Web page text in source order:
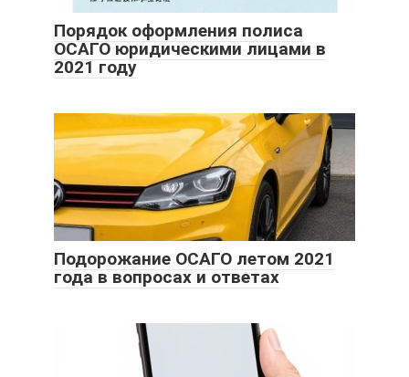
Порядок оформления полиса
ОСАГО юридическими лицами в
2021 году
Подорожание ОСАГО летом 2021
года в вопросах и ответах